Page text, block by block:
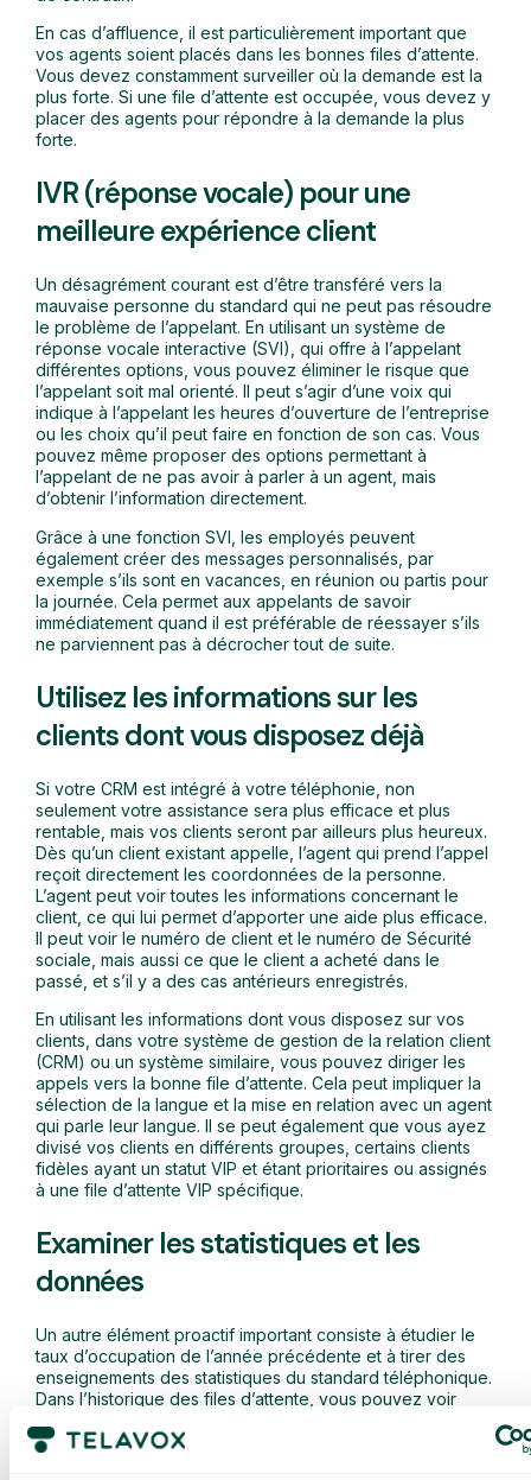
En cas d’affluence, il est particulièrement important que
vos agents soient placés dans les bonnes files d’attente.
Vous devez constamment surveiller où la demande est la
plus forte. Si une file d’attente est occupée, vous devez y
placer des agents pour répondre à la demande la plus
forte.
IVR (réponse vocale) pour une
meilleure expérience client
Un désagrément courant est d’être transféré vers la
mauvaise personne du standard qui ne peut pas résoudre
le problème de l’appelant. En utilisant un système de
réponse vocale interactive (SVI), qui offre à l’appelant
différentes options, vous pouvez éliminer le risque que
l’appelant soit mal orienté. Il peut s’agir d’une voix qui
indique à l’appelant les heures d’ouverture de l’entreprise
ou les choix qu’il peut faire en fonction de son cas. Vous
pouvez même proposer des options permettant à
l’appelant de ne pas avoir à parler à un agent, mais
d’obtenir l’information directement.
Grâce à une fonction SVI, les employés peuvent
également créer des messages personnalisés, par
exemple s’ils sont en vacances, en réunion ou partis pour
la journée. Cela permet aux appelants de savoir
immédiatement quand il est préférable de réessayer s’ils
ne parviennent pas à décrocher tout de suite.
Utilisez les informations sur les
clients dont vous disposez déjà
Si votre CRM est intégré à votre téléphonie, non
seulement votre assistance sera plus efficace et plus
rentable, mais vos clients seront par ailleurs plus heureux.
Dès qu’un client existant appelle, l’agent qui prend l’appel
reçoit directement les coordonnées de la personne.
L’agent peut voir toutes les informations concernant le
client, ce qui lui permet d’apporter une aide plus efficace.
Il peut voir le numéro de client et le numéro de Sécurité
sociale, mais aussi ce que le client a acheté dans le
passé, et s’il y a des cas antérieurs enregistrés.
En utilisant les informations dont vous disposez sur vos
clients, dans votre système de gestion de la relation client
(CRM) ou un système similaire, vous pouvez diriger les
appels vers la bonne file d’attente. Cela peut impliquer la
sélection de la langue et la mise en relation avec un agent
qui parle leur langue. Il se peut également que vous ayez
divisé vos clients en différents groupes, certains clients
fidèles ayant un statut VIP et étant prioritaires ou assignés
à une file d’attente VIP spécifique.
Examiner les statistiques et les
données
Un autre élément proactif important consiste à étudier le
taux d’occupation de l’année précédente et à tirer des
enseignements des statistiques du standard téléphonique.
Dans l’historique des files d’attente, vous pouvez voir
d’arrivée des appels et leur durée. Vous pouvez ainsi voir